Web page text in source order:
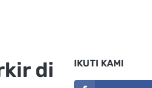
di
IKUTI KAMI